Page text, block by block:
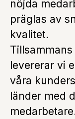
nöjda
präglas av
kvalitet.
levererar vi
våra
länder med